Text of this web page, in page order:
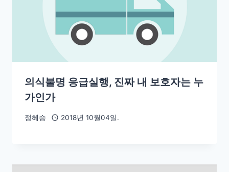
의식불명 응급실행, 진짜 내 보호자는 누
가인가
정혜승 2018년 10월04일.